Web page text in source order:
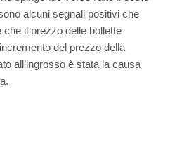
alcuni segnali positivi che
il prezzo delle bollette
del prezzo della
all’ingrosso è stata la causa